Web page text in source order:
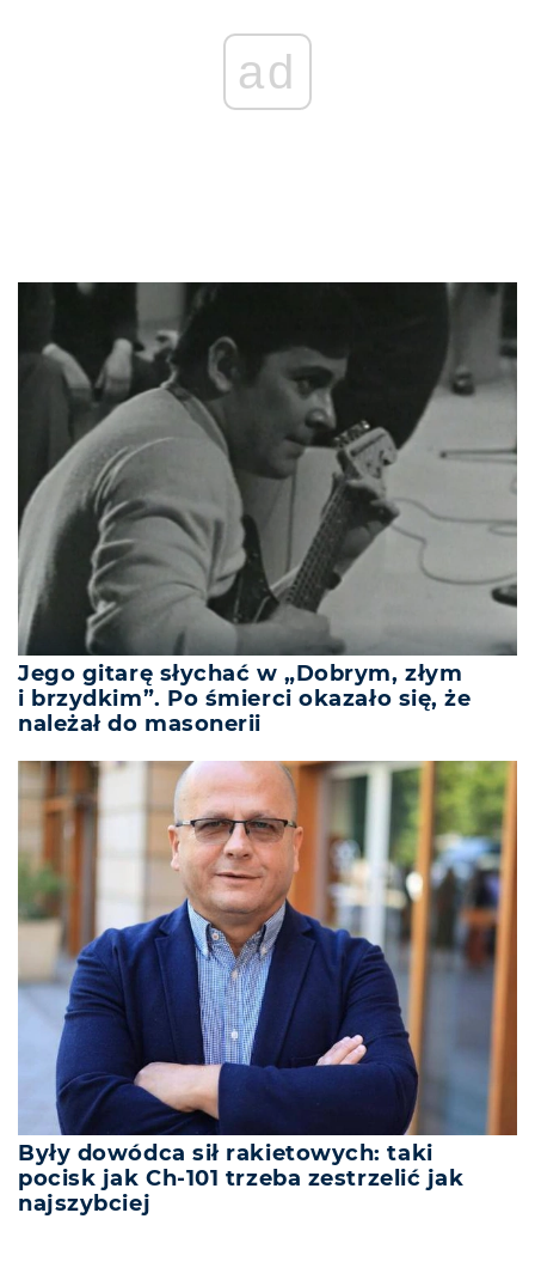
ad
Jego gitarę słychać w „Dobrym, złym
i brzydkim”. Po śmierci okazało się, że
należał do masonerii
Były dowódca sił rakietowych: taki
pocisk jak Ch-101 trzeba zestrzelić jak
najszybciej